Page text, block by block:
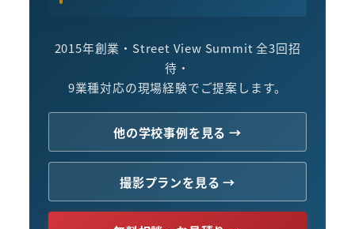
2015年創業・Street View Summit 全3回招
待・
9業種対応の現場経験でご提案します。
他の学校事例を見る →
撮影プランを見る →